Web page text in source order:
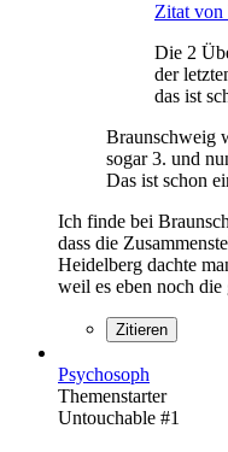
Zitat von
Die 2
der
das ist
Braunschweig
sogar 3. und
Das ist schon
Ich finde bei
dass die
Heidelberg dachte
weil es eben noch
Zitieren
Psychosoph
Themenstarter
Untouchable #1